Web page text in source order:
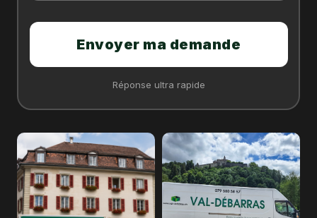
Envoyer ma demande
Réponse ultra rapide